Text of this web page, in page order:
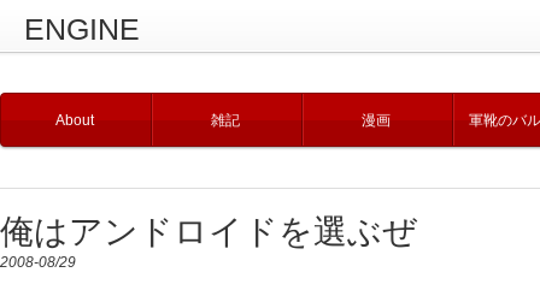
ENGINE
About 雑記 漫画 軍靴のバ
俺はアンドロイドを選ぶぜ
2008-08/29